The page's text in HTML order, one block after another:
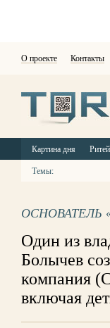
О проекте Контакты
Картина дня
Темы:
ОСНОВАТЕЛЬ
Один из
Болычев
компания
включая